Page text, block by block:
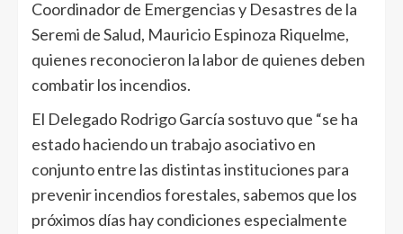
Coordinador de Emergencias y Desastres de la
Seremi de Salud, Mauricio Espinoza Riquelme,
quienes reconocieron la labor de quienes deben
combatir los incendios.
El Delegado Rodrigo García sostuvo que “se ha
estado haciendo un trabajo asociativo en
conjunto entre las distintas instituciones para
prevenir incendios forestales, sabemos que los
próximos días hay condiciones especialmente